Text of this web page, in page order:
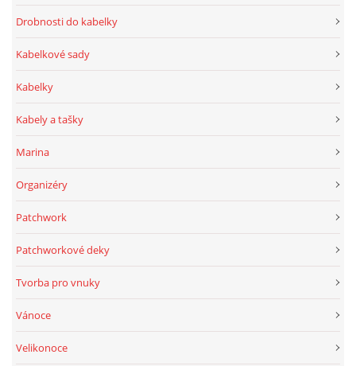
Drobnosti do kabelky
Kabelkové sady
Kabelky
Kabely a tašky
Marina
Organizéry
Patchwork
Patchworkové deky
Tvorba pro vnuky
Vánoce
Velikonoce